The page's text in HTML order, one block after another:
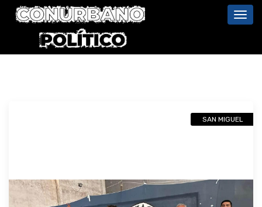
SAN MIGUEL